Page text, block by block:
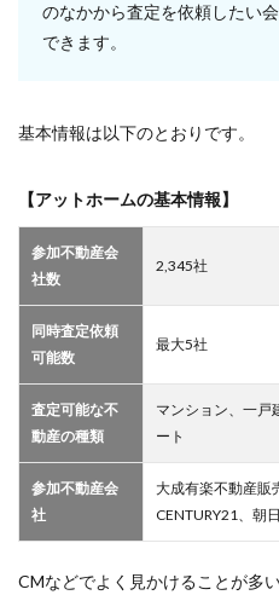
のなかから査定を依頼したい
できます。
基本情報は以下のとおりです。
【アットホームの基本情報】
参加不動産会
社数
2,345社
同時査定依頼
可能数
最大5社
査定可能な不
動産の種類
マンション、一戸
ート
参加不動産会
社
大成有楽不動産販
CENTURY21、朝
CMなどでよく見かけることが多い